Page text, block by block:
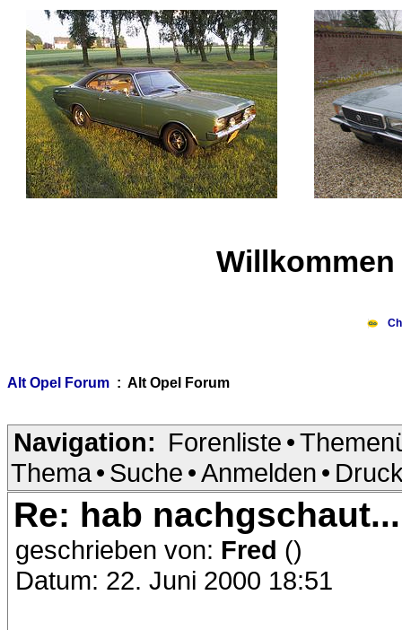
Alt Opel Forum : Alt Opel Forum
Navigation: Forenliste •
Thema• Suche •Anmelden •
Re: hab
geschrieben von: Fred ()
Datum: 22. Juni 2000 18:51